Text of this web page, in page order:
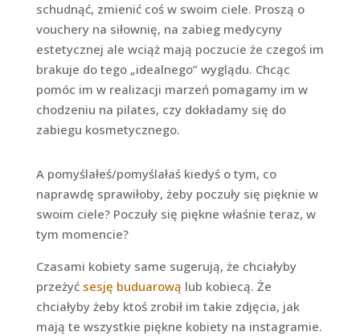
schudnąć, zmienić coś w swoim ciele. Proszą o
vouchery na siłownię, na zabieg medycyny
estetycznej ale wciąż mają poczucie że czegoś im
brakuje do tego „idealnego” wyglądu. Chcąc
pomóc im w realizacji marzeń pomagamy im w
chodzeniu na pilates, czy dokładamy się do
zabiegu kosmetycznego.
A pomyślałeś/pomyślałaś kiedyś o tym, co
naprawdę sprawiłoby, żeby poczuły się pięknie w
swoim ciele? Poczuły się piękne właśnie teraz, w
tym momencie?
Czasami kobiety same sugerują, że chciałyby
przeżyć sesję buduarową lub kobiecą. Że
chciałyby żeby ktoś zrobił im takie zdjęcia, jak
mają te wszystkie piękne kobiety na instagramie.